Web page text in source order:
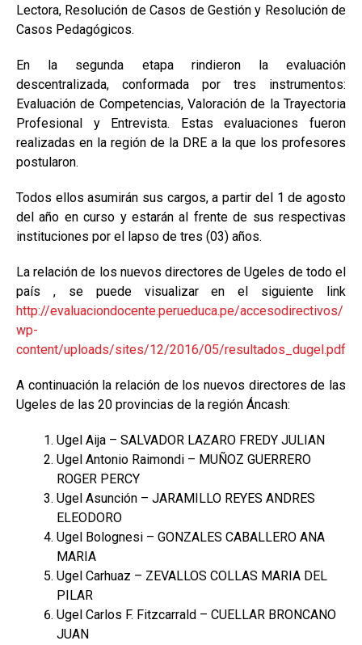
Lectora, Resolución de Casos de Gestión y Resolución de
Casos Pedagógicos.
En la segunda etapa rindieron la evaluación
descentralizada, conformada por tres instrumentos:
Evaluación de Competencias, Valoración de la Trayectoria
Profesional y Entrevista. Estas evaluaciones fueron
realizadas en la región de la DRE a la que los profesores
postularon.
Todos ellos asumirán sus cargos, a partir del 1 de agosto
del año en curso y estarán al frente de sus respectivas
instituciones por el lapso de tres (03) años.
La relación de los nuevos directores de Ugeles de todo el
país , se puede visualizar en el siguiente link
http://evaluaciondocente.perueduca.pe/accesodirectivos/
wp-
content/uploads/sites/12/2016/05/resultados_dugel.pdf
A continuación la relación de los nuevos directores de las
Ugeles de las 20 provincias de la región Áncash:
Ugel Aija – SALVADOR LAZARO FREDY JULIAN
Ugel Antonio Raimondi – MUÑOZ GUERRERO
ROGER PERCY
Ugel Asunción – JARAMILLO REYES ANDRES
ELEODORO
Ugel Bolognesi – GONZALES CABALLERO ANA
MARIA
Ugel Carhuaz – ZEVALLOS COLLAS MARIA DEL
PILAR
Ugel Carlos F. Fitzcarrald – CUELLAR BRONCANO
JUAN